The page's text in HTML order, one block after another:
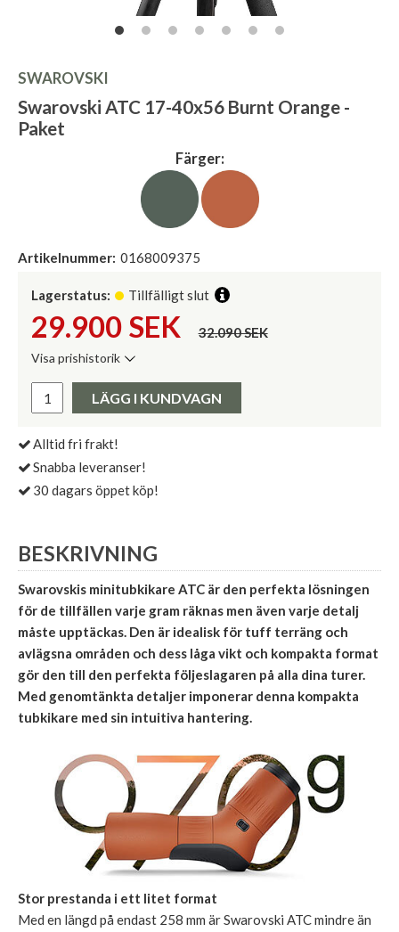
SWAROVSKI
Swarovski ATC 17-40x56 Burnt Orange -
Paket
Färger:
Artikelnummer: 0168009375
Lagerstatus: Tillfälligt slut
29.900 SEK 32.090 SEK
Visa prishistorik
Pris:
LÄGG I KUNDVAGN
Alltid fri frakt!
Snabba leveranser!
30 dagars öppet köp!
BESKRIVNING
Swarovskis minitubkikare ATC är den perfekta lösningen
för de tillfällen varje gram räknas men även varje detalj
måste upptäckas. Den är idealisk för tuff terräng och
avlägsna områden och dess låga vikt och kompakta format
gör den till den perfekta följeslagaren på alla dina turer.
Med genomtänkta detaljer imponerar denna kompakta
tubkikare med sin intuitiva hantering.
Stor prestanda i ett litet format
Med en längd på endast 258 mm är Swarovski ATC mindre än